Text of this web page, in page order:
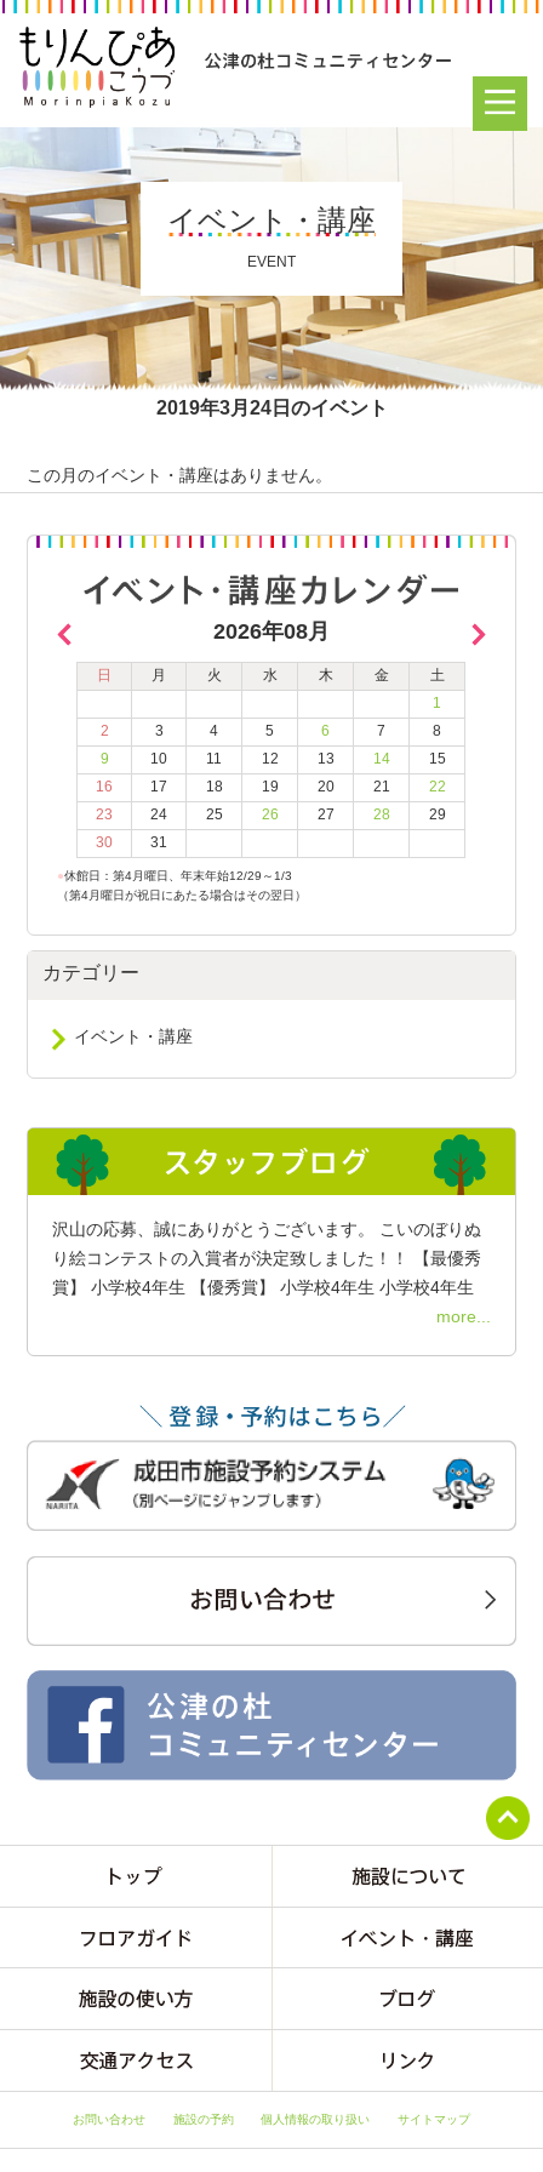
イベント・講座
EVENT
2019年3月24日のイベント
この月のイベント・講座はありません。
2026年08月
日 月 火 水 木 金
土
1
2
3 4 5 6 7
8
9
10 11 12 13 14
15
16
17 18 19 20 21
22
23
24 25 26 27 28
29
30
31
●休館日：第4月曜日、年末年始12/29～1/3
（第4月曜日が祝日にあたる場合はその翌日）
カテゴリー
イベント・講座
沢山の応募、誠にありがとうございます。 こいのぼりぬ
り絵コンテストの入賞者が決定致しました！！ 【最優秀
賞】 小学校4年生 【優秀賞】 小学校4年生 小学校4年生
more...
お問い合わせ 施設の予約 個人情報の取り扱い サイトマップ